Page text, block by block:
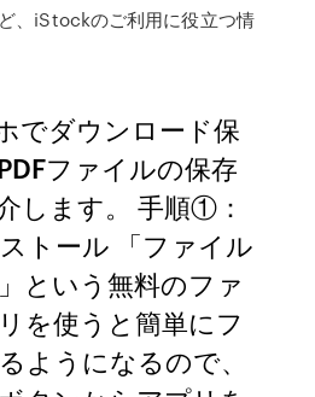
、iStockのご利用に役立つ情
でダウンロード保
ファイルの保存
します。 手順①：
トール 「ファイル
という無料のファ
を使うと簡単にフ
ようになるので、